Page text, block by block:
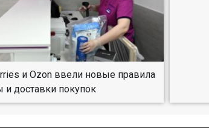
и Ozon ввели новые правила
и доставки покупок